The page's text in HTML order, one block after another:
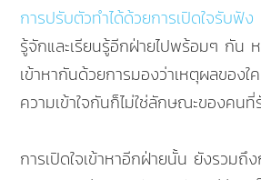
การปรับตัวทำได้ด้วยการเปิดใจรับฟัง
รู้จักและเรียนรู้อีกฝ่ายไปพร้อมๆ กัน
เข้าหากันด้วยการมองว่าเหตุผลของใ
ความเข้าใจกันก็ไม่ใช่ลักษณะของคน
การเปิดใจเข้าหาอีกฝ่ายนั้น ยังรวมถึง